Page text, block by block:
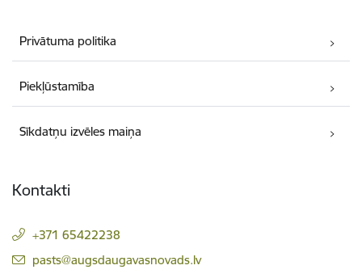
Privātuma politika
Piekļūstamība
Sīkdatņu izvēles maiņa
Kontakti
+371 65422238
E-pasts:
pasts@augsdaugavasnovads.lv